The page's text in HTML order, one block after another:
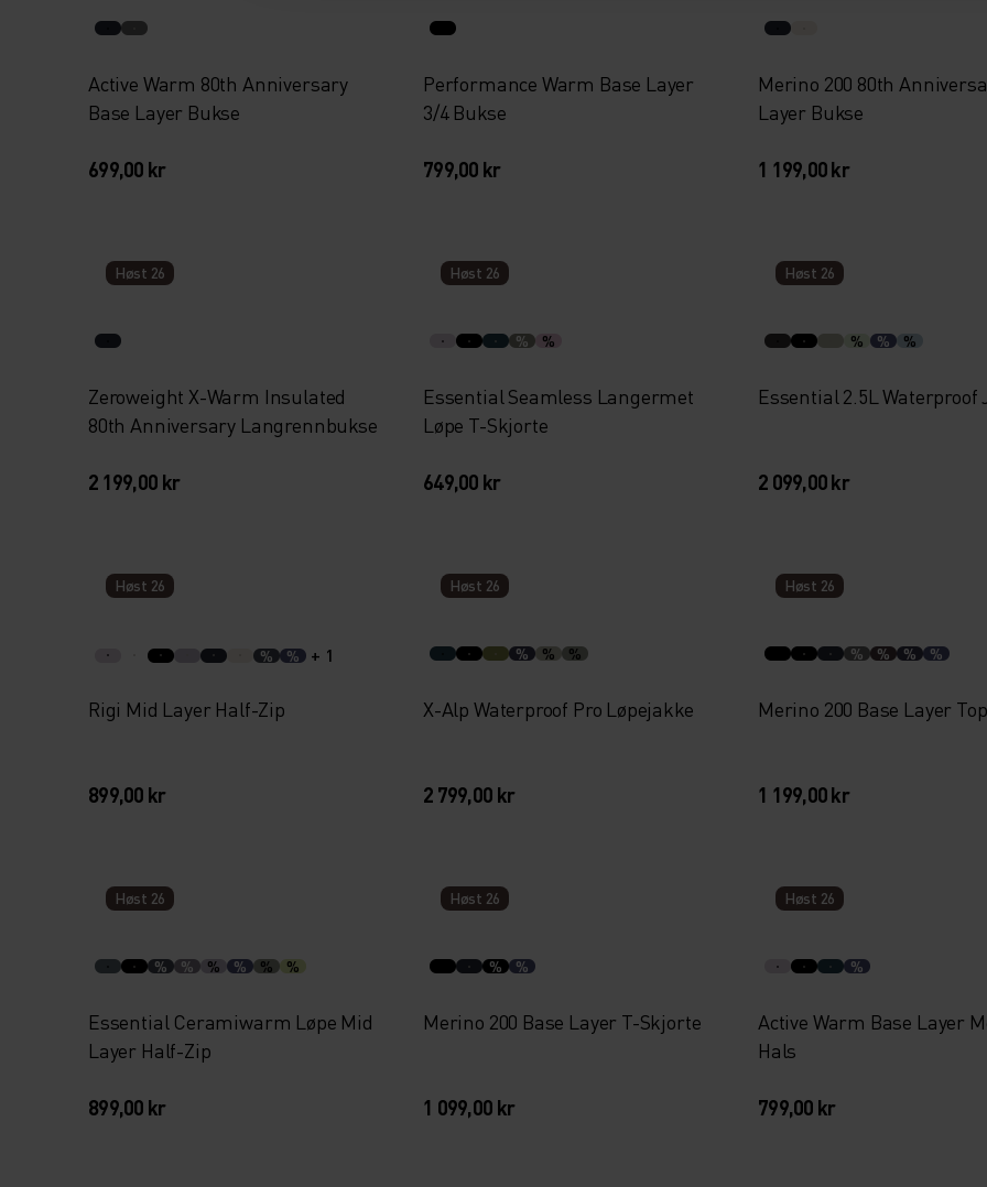
Active Warm 80th Anniversary
Base Layer Bukse
699,00 kr
Performance Warm Base Layer
3/4 Bukse
799,00 kr
Merino 200 80th
Layer Bukse
1 199,00 kr
Høst 26
Zeroweight X-Warm Insulated
80th Anniversary Langrennbukse
2 199,00 kr
Høst 26
% %
Essential Seamless Langermet
Løpe T-Skjorte
649,00 kr
Høst 26
% % %
Essential 2.5L Waterproof
2 099,00 kr
Høst 26
% % + 1
Rigi Mid Layer Half-Zip
899,00 kr
Høst 26
% % %
X-Alp Waterproof Pro Løpejakke
2 799,00 kr
Høst 26
% % % %
Merino 200 Base Layer
1 199,00 kr
Høst 26
% % % % % %
Essential Ceramiwarm Løpe Mid
Layer Half-Zip
899,00 kr
Høst 26
% %
Merino 200 Base Layer T-Skjorte
1 099,00 kr
Høst 26
%
Active Warm Base Layer
Hals
799,00 kr